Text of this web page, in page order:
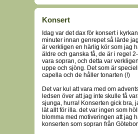
Konsert
Idag var det dax för konsert i
minuter innan genrepet så lärde
är verkligen en härlig kör som jag
äldre och ganska få, de är i regel
vara sopran, och detta var
uppe och sjöng. Det som är
capella och de håller tonarten (!)
Det var kul att vara med om
ledsen över att jag inte skulle få
sjunga, hurra! Konserten gick bra,
lät allt för illa. det var ingen som
blomma med motiveringen att jag
konserten som sopran från